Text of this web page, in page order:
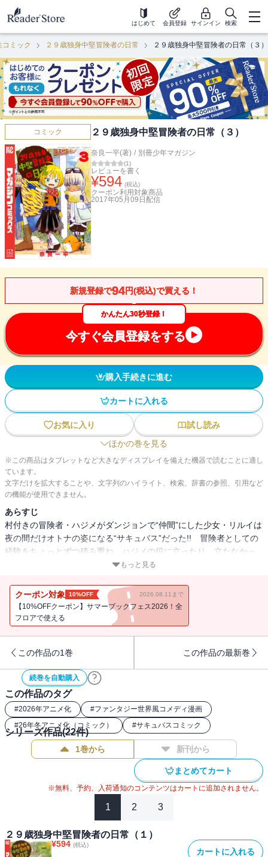
はじめて 会員登録 サインイン 検索
コミック ２９歳独身中堅冒険者の日常 ２９歳独身中堅冒険者の日常（３）
コミック ２９歳独身中堅冒険者の日常（３）
奈良一平(著) / 別冊少年マガジン
(1)
レビューを書く
¥594 (税込)
クーポン利用対象商品
2017年05月09日 配信
新規登録で94円(税込)で買える！
かんたん30秒登録！
今すぐ会員登録をする
購入手続きに進む
カートに入れる
お気に入り
試し読み
ほかの巻を見る
※この商品はタブレットなど大きなディスプレイを備えた機器で読むことに適し
ています。
文字だけを拡大することや、文字列のハイライト、検索、辞書の参照、引用など
の機能が使用できません。
あらすじ
村付きの冒険者・ハジメがダンジョンで“仲間”にした少女・リルイは
夜の間だけオトナの姿になる“サキュバス”だった!! 冒険者としての
経験をちょっとずつ積み重ね、ハジメの役に立ったり、立たなかっ
たり!??のリルイ。ハジメから買ってもらった謎の卵から新し
もっと見る
クーポン対象 10%OFF 2026.08.11まで
【10%OFFクーポン】サマーブックフェス2026！全
フロアで使える
この作品の1巻 この作品の最新巻
続巻を自動購入
この作品のタグ
#2026年アニメ化 #ファンタジー世界風コメディ漫画
#26年冬アニメ化（コミック） #サキュバスコミック
シリーズ作品(22件)
1巻から 新刊から
まとめてカート
※無料、予約、入荷通知のコンテンツはカートに追加されません。
1 2 3
２９歳独身中堅冒険者の日常（１）
¥594 (税込)
カートに入れる